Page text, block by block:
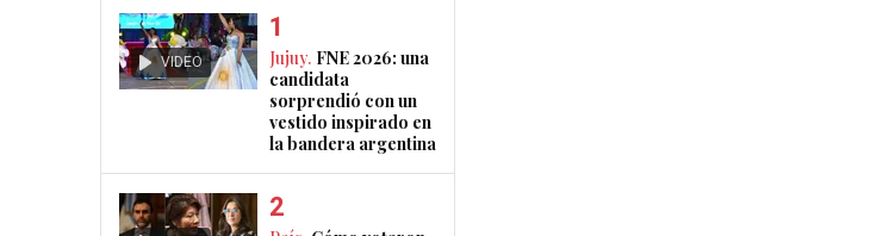
VIDEO Jujuy. FNE 2026: una
candidata
sorprendió con un
vestido inspirado en
la bandera argentina